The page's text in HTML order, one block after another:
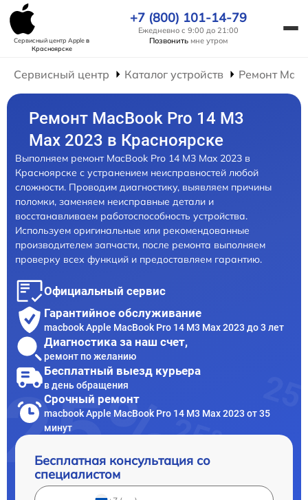
Сервисный центр Appleв
Красноярске
+7 (800) 101-14-79
Ежедневно с 9:00 до 21:00
Позвонить мне утром
Сервисный центр Каталог устройств Ремонт
Ремонт MacBook Pro 14 M3
Max 2023 в Красноярске
Выполняем ремонт MacBook Pro 14 M3 Max 2023 в
Красноярске с устранением неисправностей любой
сложности. Проводим диагностику, выявляем причины
поломки, заменяем неисправные детали и
восстанавливаем работоспособность устройства.
Используем оригинальные или рекомендованные
производителем запчасти, после ремонта выполняем
проверку всех функций и предоставляем гарантию.
Официальный сервис
Гарантийное обслуживание
macbook Apple MacBook Pro 14 M3 Max 2023 до 3 лет
Диагностика за наш счет,
ремонт по желанию
Бесплатный выезд курьера
в день обращения
Срочный ремонт
macbook Apple MacBook Pro 14 M3 Max 2023 от 35
минут
Бесплатная консультация со
специалистом